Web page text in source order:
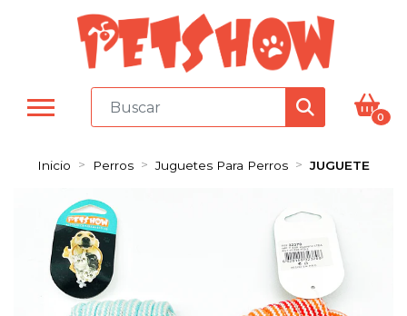
0
Inicio Perros Juguetes Para Perros JUGUETE